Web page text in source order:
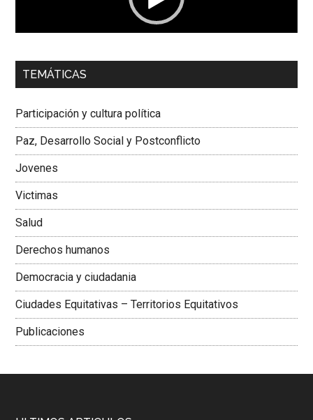
00:00 01:04
Dra. Carolina Corcho Mejía,Presidenta Corporación
Colombiana
TEMÁTICAS
Participación y cultura política
Paz, Desarrollo Social y Postconflicto
Jovenes
Victimas
Salud
Derechos humanos
Democracia y ciudadania
Ciudades Equitativas – Territorios Equitativos
Publicaciones